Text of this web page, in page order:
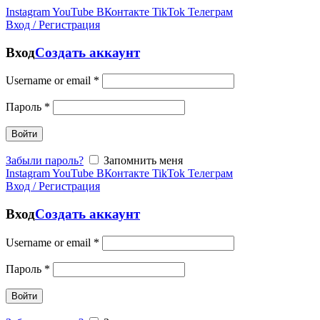
InstagramYouTube ВКонтакте TikTok Телеграм
Вход / Регистрация
ВходСоздать аккаунт
Username or email *
Пароль *
Войти
Забыли пароль?
Запомнить меня
InstagramYouTube ВКонтакте TikTok Телеграм
Вход / Регистрация
ВходСоздать аккаунт
Username or email *
Пароль *
Войти